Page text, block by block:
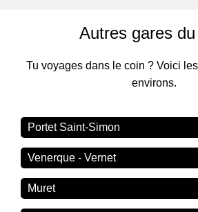
Autres gares
Tu voyages dans le coin ? Voici
environs.
Portet Saint-Simon
Venerque - Vernet
Muret